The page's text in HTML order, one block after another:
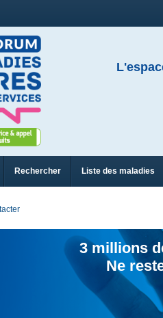
Rechercher Liste des maladies
3 millions
Ne